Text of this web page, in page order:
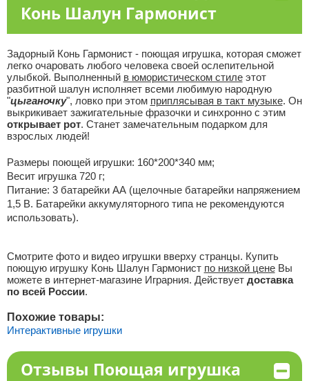
Конь Шалун Гармонист
Задорный Конь Гармонист - поющая игрушка, которая сможет
легко очаровать любого человека своей ослепительной
улыбкой. Выполненный в юмористическом стилеэтот
разбитной шалун исполняет всеми любимую народную
"цыганочку", ловко при этом приплясывая в такт музыке. Он
выкрикивает зажигательные фразочки и синхронно с этим
открывает рот. Станет замечательным подарком для
взрослых людей!
Размеры поющей игрушки: 160*200*340 мм;
Весит игрушка 720 г;
Питание: 3 батарейки АА (щелочные батарейки напряжением
1,5 В. Батарейки аккумуляторного типа не рекомендуются
использовать).
Смотрите фото и видео игрушки вверху странцы. Купить
поющую игрушку Конь Шалун Гармонист по низкой ценеВы
можете в интернет-магазине Играрния. Действует доставка
по всей России.
Похожие товары:
Интерактивные игрушки
Отзывы Поющая игрушка